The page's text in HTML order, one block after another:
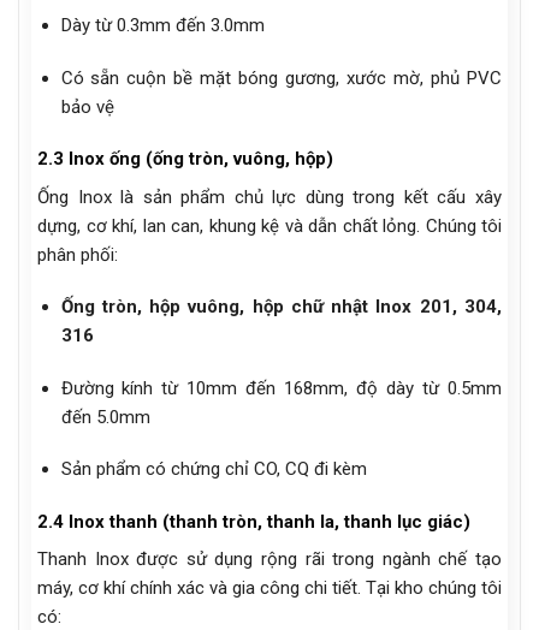
Dày từ 0.3mm đến 3.0mm
Có sẵn cuộn bề mặt bóng gương, xước mờ, phủ PVC
bảo vệ
2.3 Inox ống (ống tròn, vuông, hộp)
Ống Inox là sản phẩm chủ lực dùng trong kết cấu xây
dựng, cơ khí, lan can, khung kệ và dẫn chất lỏng. Chúng tôi
phân phối:
Ống tròn, hộp vuông, hộp chữ nhật Inox 201, 304,
316
Đường kính từ 10mm đến 168mm, độ dày từ 0.5mm
đến 5.0mm
Sản phẩm có chứng chỉ CO, CQ đi kèm
2.4 Inox thanh (thanh tròn, thanh la, thanh lục giác)
Thanh Inox được sử dụng rộng rãi trong ngành chế tạo
máy, cơ khí chính xác và gia công chi tiết. Tại kho chúng tôi
có: